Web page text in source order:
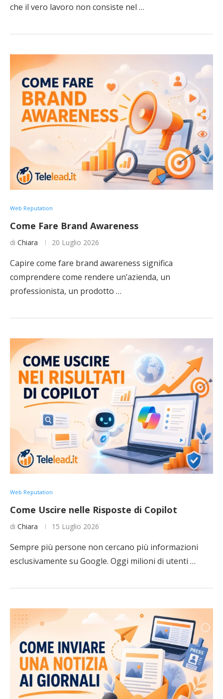
che il vero lavoro non consiste nel …
Web Reputation
Come Fare Brand Awareness
di Chiara 20 Luglio 2026
Capire come fare brand awareness significa
comprendere come rendere un’azienda, un
professionista, un prodotto …
Web Reputation
Come Uscire nelle Risposte di Copilot
di Chiara 15 Luglio 2026
Sempre più persone non cercano più informazioni
esclusivamente su Google. Oggi milioni di utenti …